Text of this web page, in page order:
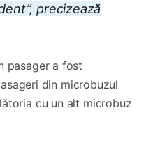
precizează
pasager a fost
din microbuzul
cu un alt microbuz